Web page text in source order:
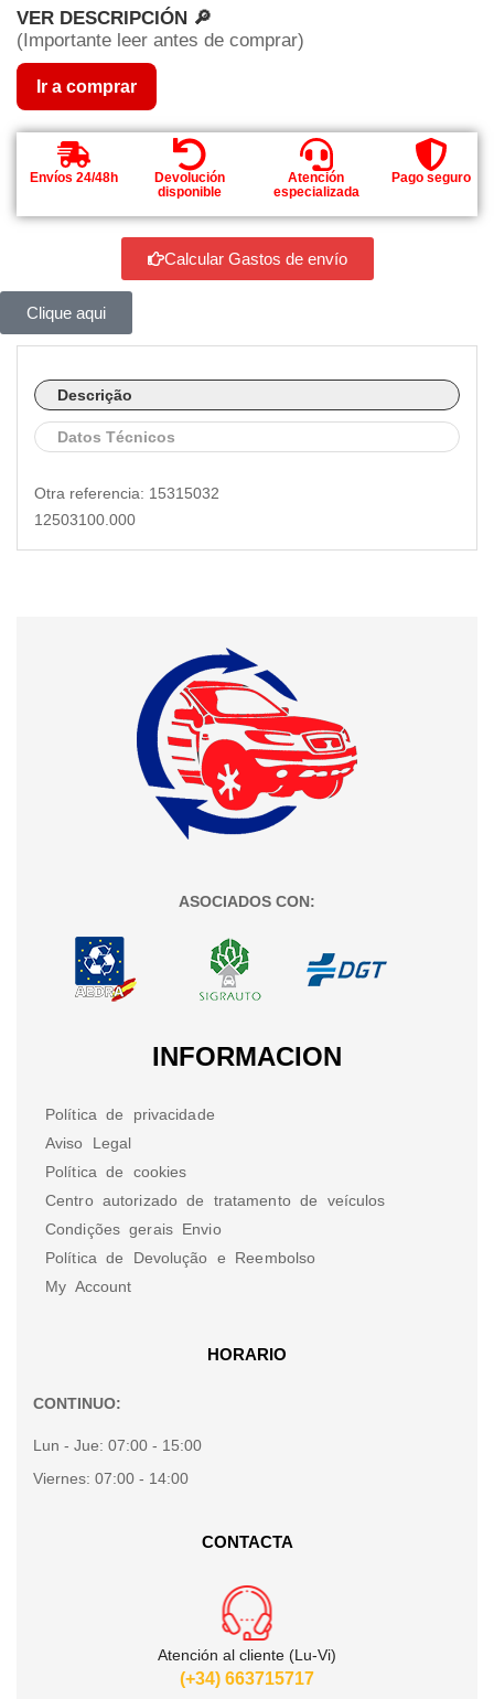
VER DESCRIPCIÓN 🔎
(Importante leer antes de comprar)
Ir a comprar
Envíos 24/48h
Devolución
disponible
Atención
especializada
Pago seguro
Calcular Gastos de envío
Clique aqui
Descrição
Datos Técnicos
Otra referencia: 15315032
12503100.000
ASOCIADOS CON:
INFORMACION
Política de privacidade
Aviso Legal
Política de cookies
Centro autorizado de tratamento de veículos
Condições gerais Envio
Política de Devolução e Reembolso
My Account
HORARIO
CONTINUO:
Lun - Jue: 07:00 - 15:00
Viernes: 07:00 - 14:00
CONTACTA
Atención al cliente (Lu-Vi)
(+34) 663715717